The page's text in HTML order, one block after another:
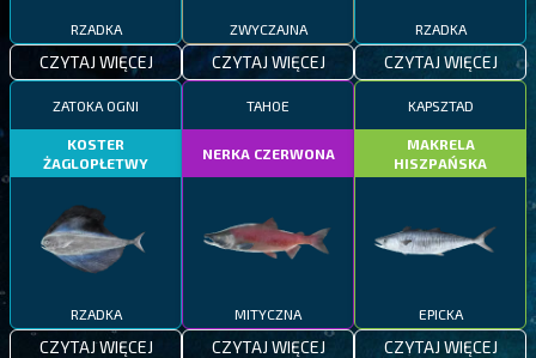
RZADKA
CZYTAJ WIĘCEJ
ZWYCZAJNA
CZYTAJ WIĘCEJ
RZADKA
CZYTAJ WIĘCEJ
ZATOKA OGNI
KOSTER
ŻAGLOPŁETWY
RZADKA
CZYTAJ WIĘCEJ
TAHOE
NERKA CZERWONA
MITYCZNA
CZYTAJ WIĘCEJ
KAPSZTAD
MAKRELA
HISZPAŃSKA
EPICKA
CZYTAJ WIĘCEJ